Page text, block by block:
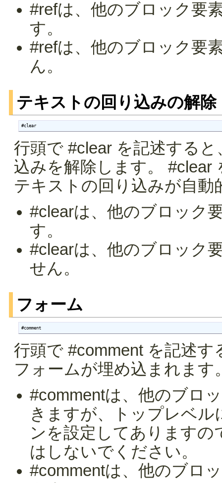
#refは、他のブロック要
す。
#refは、他のブロック要
ん。
テキストの回り込みの解除
#clear
行頭で #clear を記述する
込みを解除します。 #clear
テキストの回り込みが自動
#clearは、他のブロック
す。
#clearは、他のブロック
せん。
フォーム
#comment
行頭で #comment を記述
フォームが埋め込まれます
#commentは、他のブロ
きますが、トップレベ
ンを設定してありますの
はしないでください。
#commentは、他のブロ